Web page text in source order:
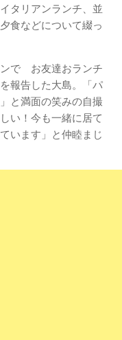
タリアンランチ、並
食などについて綴っ
ンで お友達おランチ
報告した大島。「パ
と満面の笑みの自撮
い！今も一緒に居て
います」と仲睦まじ